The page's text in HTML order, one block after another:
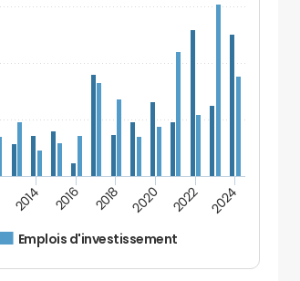
Emplois d'investissement
2014 2016 2018 2020 2022 2024